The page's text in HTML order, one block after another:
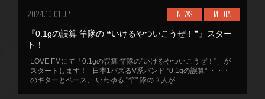
2024.10.01 UP NEWS MEDIA
『0.1gの誤算 竿隊の ❝いけるやついこうぜ！❞』スター
ト！
LOVE FMにて「0.1gの誤算 竿隊の"いけるやついこうぜ！"」が
スタートします！ 日本1バズるV系バンド "0.1gの誤算" ・・・
のギターとベース、 いわゆる "竿" 隊の３人が...